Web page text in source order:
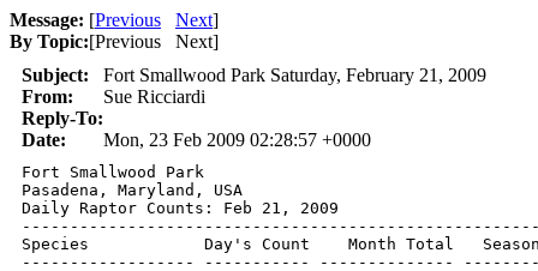
Message: [Previous Next]
By Topic:[Previous Next]
Subject:
Fort Smallwood Park Saturday, February 21, 2009
From:
Sue Ricciardi
Reply-To:
Date:
Mon, 23 Feb 2009 02:28:57 +0000
Fort Smallwood Park
Pasadena, Maryland, USA
Daily Raptor Counts: Feb 21, 2009
Species            Day's Count    Month Total
------------------ ----------- --------------